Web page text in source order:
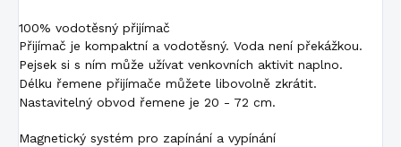
100% vodotěsný přijímač
Přijímač je kompaktní a vodotěsný. Voda není překážkou.
Pejsek si s ním může užívat venkovních aktivit naplno.
Délku řemene přijímače můžete libovolně zkrátit.
Nastavitelný obvod řemene je 20 - 72 cm.
Magnetický systém pro zapínání a vypínání